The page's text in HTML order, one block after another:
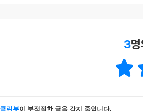
3
클린봇이 부적절한 글을 감지 중입니다.